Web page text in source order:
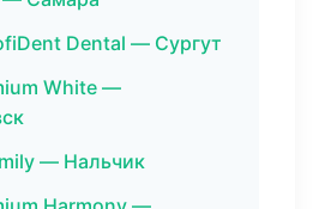
Dental — Сургут
White —
— Нальчик